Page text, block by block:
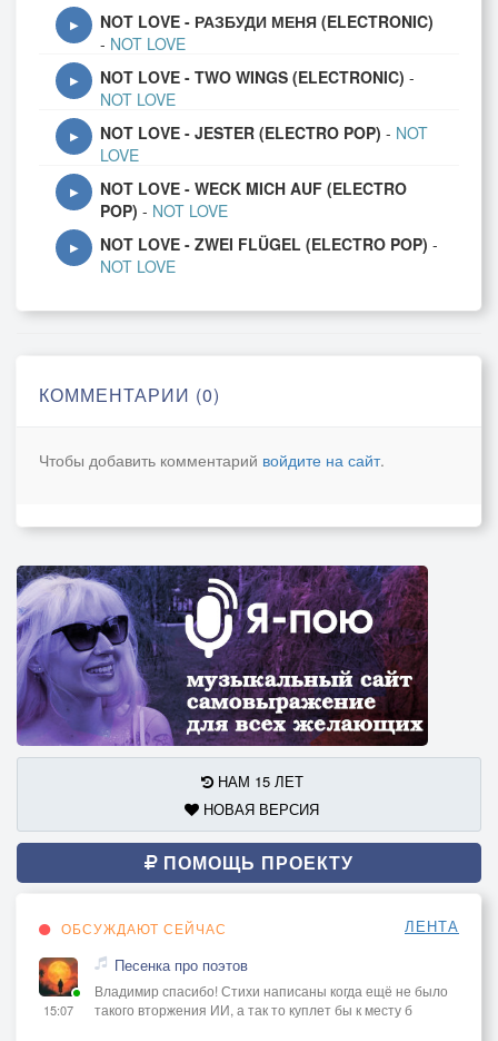
▶
NOT LOVE - РАЗБУДИ МЕНЯ (ELECTRONIC)
- NOT LOVE
▶ NOT LOVE - TWO WINGS (ELECTRONIC) -
NOT LOVE
▶ NOT LOVE - JESTER (ELECTRO POP) - NOT
LOVE
▶
NOT LOVE - WECK MICH AUF (ELECTRO
POP) - NOT LOVE
▶ NOT LOVE - ZWEI FLÜGEL (ELECTRO POP) -
NOT LOVE
КОММЕНТАРИИ (0)
Чтобы добавить комментарий войдите на сайт.
НАМ 15 ЛЕТ
НОВАЯ ВЕРСИЯ
ПОМОЩЬ ПРОЕКТУ
ОБСУЖДАЮТ СЕЙЧАС ЛЕНТА
15:07
Песенка про поэтов
Владимир спасибо! Стихи написаны когда ещё не было
такого вторжения ИИ, а так то куплет бы к месту б